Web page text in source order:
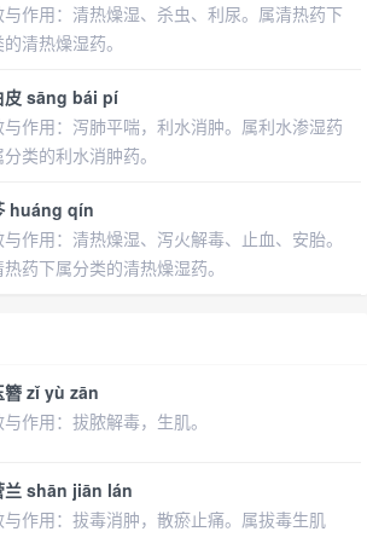
与作用：清热燥湿、杀虫、利尿。属清热药下
清热燥湿药。
皮 sāng bái pí
与作用：泻肺平喘，利水消肿。属利水渗湿药
类的利水消肿药。
huáng qín
作用：清热燥湿、泻火解毒、止血、安胎。
热药下属分类的清热燥湿药。
簪 zǐ yù zān
作用：拔脓解毒，生肌。
兰 shān jiān lán
与作用：拔毒消肿，散瘀止痛。属拔毒生肌